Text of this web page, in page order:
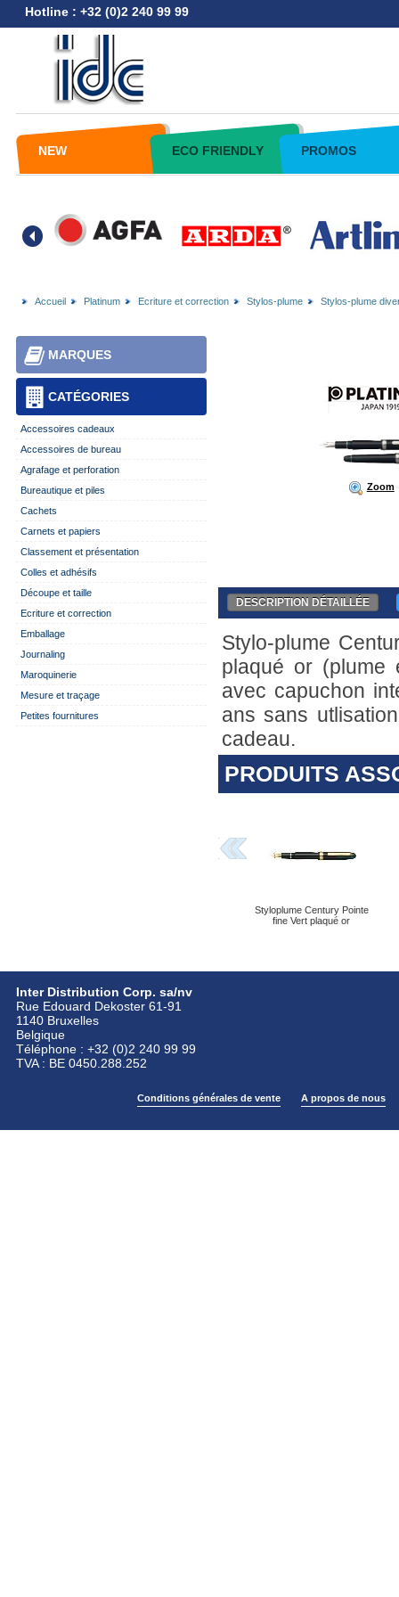
Hotline : +32 (0)2 240 99 99
NEW ECO FRIENDLY PROMOS
Accueil Platinum Ecriture et correction Stylos-plume Stylos-plume
CATÉGORIES
MARQUES
Accessoires cadeaux
Accessoires de bureau
Agrafage et perforation
Bureautique et piles
Cachets
Carnets et papiers
Classement et présentation
Colles et adhésifs
Découpe et taille
Ecriture et correction
Emballage
Journaling
Maroquinerie
Mesure et traçage
Petites fournitures
Zoom
DESCRIPTION DÉTAILLÉE
Stylo-plume
plaqué or (plume
avec capuchon
ans sans
cadeau.
PRODUITS
Styloplume Century Pointe
fine Vert plaqué or
Inter Distribution Corp. sa/nv
Rue Edouard Dekoster 61-91
1140 Bruxelles
Belgique
Téléphone : +32 (0)2 240 99 99
TVA : BE 0450.288.252
Conditions générales de vente A propos de nous